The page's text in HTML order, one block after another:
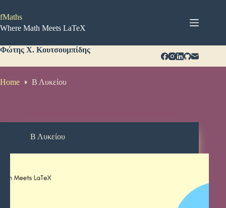
στο
περιεχόμενο
fMaths
Where Math Meets LaTeX
Φώτης Χ. Κουτσουμπίδης
Home Β Λυκείου
Β Λυκείου